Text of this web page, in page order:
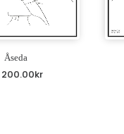
Åseda
200.00kr